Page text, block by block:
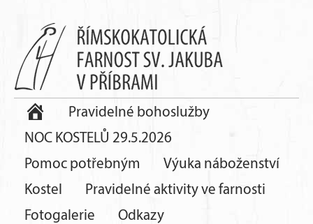
Pravidelné bohoslužby
NOC KOSTELŮ 29.5.2026
Pomoc potřebným
Výuka náboženství
Kostel
Pravidelné aktivity ve farnosti
Fotogalerie
Odkazy